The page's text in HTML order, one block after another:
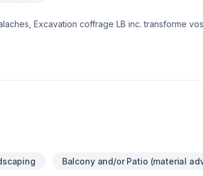
Excavation coffrage LB inc. transforme
le client, nous proposons des solutions
Balcony and/or Patio (material